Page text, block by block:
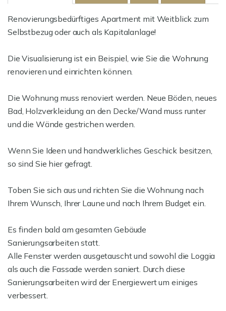
Renovierungsbedürftiges Apartment mit Weitblick zum
Selbstbezug oder auch als Kapitalanlage!
Die Visualisierung ist ein Beispiel, wie Sie die Wohnung
renovieren und einrichten können.
Die Wohnung muss renoviert werden. Neue Böden, neues
Bad, Holzverkleidung an den Decke/Wand muss runter
und die Wände gestrichen werden.
Wenn Sie Ideen und handwerkliches Geschick besitzen,
so sind Sie hier gefragt.
Toben Sie sich aus und richten Sie die Wohnung nach
Ihrem Wunsch, Ihrer Laune und nach Ihrem Budget ein.
Es finden bald am gesamten Gebäude
Sanierungsarbeiten statt.
Alle Fenster werden ausgetauscht und sowohl die Loggia
als auch die Fassade werden saniert. Durch diese
Sanierungsarbeiten wird der Energiewert um einiges
verbessert.